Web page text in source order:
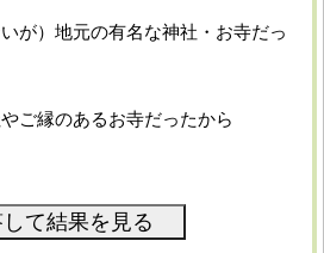
いが）地元の有名な神社・お寺だっ
ご縁のあるお寺だったから